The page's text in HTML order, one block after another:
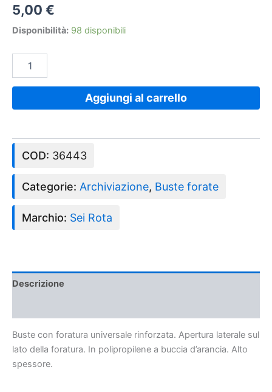
5,00 €
Disponibilità: 98 disponibili
Aggiungi al carrello
COD: 36443
Categorie: Archiviazione, Buste forate
Marchio: Sei Rota
Descrizione
Buste con foratura universale rinforzata. Apertura laterale sul
lato della foratura. In polipropilene a buccia d’arancia. Alto
spessore.